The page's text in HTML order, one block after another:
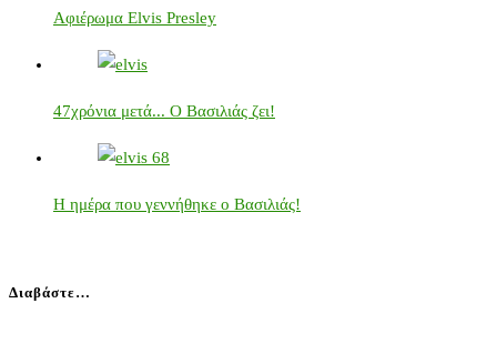
Αφιέρωμα Elvis Presley
47χρόνια μετά... Ο Βασιλιάς ζει!
Η ημέρα που γεννήθηκε ο Βασιλιάς!
Διαβάστε…